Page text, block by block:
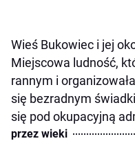
Wieś Bukowiec i jej
Miejscowa ludność,
rannym i
się bezradnym
się pod okupacyjną
przez wieki